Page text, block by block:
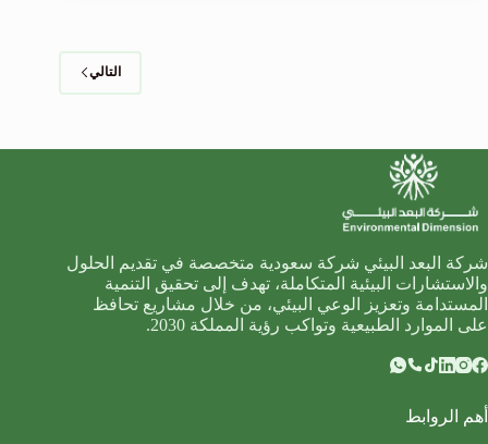
التالي
شركة البعد البيئي شركة سعودية متخصصة في تقديم الحلول
والاستشارات البيئية المتكاملة، تهدف إلى تحقيق التنمية
المستدامة وتعزيز الوعي البيئي، من خلال مشاريع تحافظ
على الموارد الطبيعية وتواكب رؤية المملكة 2030.
أهم الروابط